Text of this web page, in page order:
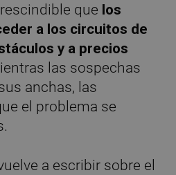
que los
a los circuitos de
y a precios
las sospechas
anchas, las
el problema se
a escribir sobre el